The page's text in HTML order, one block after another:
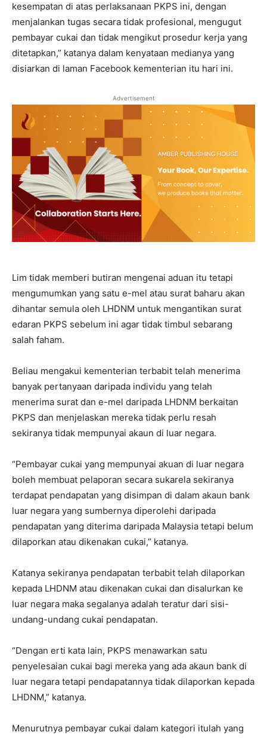
kesempatan di atas perlaksanaan PKPS ini, dengan
menjalankan tugas secara tidak profesional, mengugut
pembayar cukai dan tidak mengikut prosedur kerja yang
ditetapkan,” katanya dalam kenyataan medianya yang
disiarkan di laman Facebook kementerian itu hari ini.
Advertisement
Lim tidak memberi butiran mengenai aduan itu tetapi
mengumumkan yang satu e-mel atau surat baharu akan
dihantar semula oleh LHDNM untuk mengantikan surat
edaran PKPS sebelum ini agar tidak timbul sebarang
salah faham.
Beliau mengakui kementerian terbabit telah menerima
banyak pertanyaan daripada individu yang telah
menerima surat dan e-mel daripada LHDNM berkaitan
PKPS dan menjelaskan mereka tidak perlu resah
sekiranya tidak mempunyai akaun di luar negara.
“Pembayar cukai yang mempunyai akuan di luar negara
boleh membuat pelaporan secara sukarela sekiranya
terdapat pendapatan yang disimpan di dalam akaun bank
luar negara yang sumbernya diperolehi daripada
pendapatan yang diterima daripada Malaysia tetapi belum
dilaporkan atau dikenakan cukai,” katanya.
Katanya sekiranya pendapatan terbabit telah dilaporkan
kepada LHDNM atau dikenakan cukai dan disalurkan ke
luar negara maka segalanya adalah teratur dari sisi-
undang-undang cukai pendapatan.
“Dengan erti kata lain, PKPS menawarkan satu
penyelesaian cukai bagi mereka yang ada akaun bank di
luar negara tetapi pendapatannya tidak dilaporkan kepada
LHDNM,” katanya.
Menurutnya pembayar cukai dalam kategori itulah yang